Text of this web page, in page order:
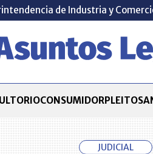
de Industria y
CONSUMIDORPLEITOS
JUDICIAL